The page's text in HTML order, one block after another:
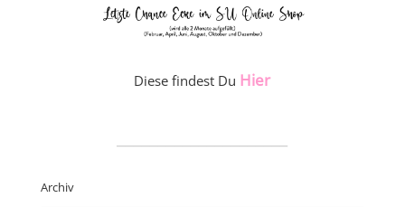
Diese findest Du Hier
Archiv